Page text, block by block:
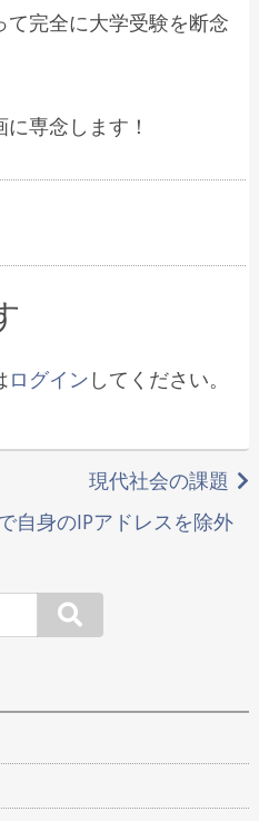
て完全に大学受験を断念
専念します！
ログイン してください。
現代社会の課題
自身のIPアドレスを除外